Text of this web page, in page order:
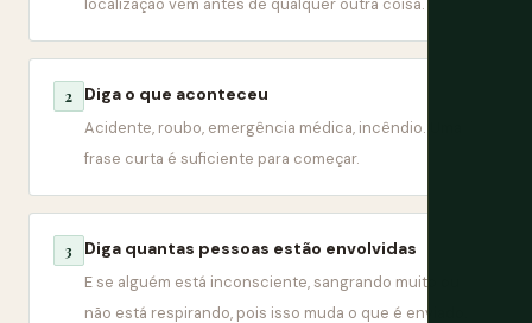
2 Diga o que aconteceu
Acidente, roubo, emergência médica, incêndio. Uma
frase curta é suficiente para começar.
3 Diga quantas pessoas estão envolvidas
E se alguém está inconsciente, sangrando muito ou
não está respirando, pois isso muda o que é enviado.